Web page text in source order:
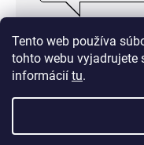
Tento web používa
tohto webu vyjadrujete
informácií tu.